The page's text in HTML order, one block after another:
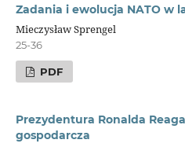
Zadania i ewolucja NATO w
Mieczysław Sprengel
25-36
PDF
Prezydentura Ronalda
gospodarcza